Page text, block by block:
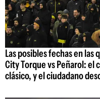
Las posibles fechas en
City Torque vs Peñarol: el
clásico, y el ciudadano